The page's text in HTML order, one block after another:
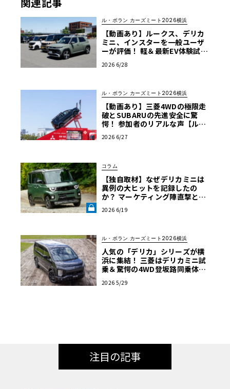
ル・ボラン カーズミート2026横浜
【動画あり】ルークス、デリカ
ミニ、インスターを一般ユーザ
ーが評価！ 軽＆最新EV体験試乗
ート2026横浜】
2026 6/28
ル・ボラン カーズミート2026横浜
【動画あり】三菱4WDの極限走
破とSUBARUの先進安全に驚
愕！ 参加者のリアルな声【ル・
2026 6/27
コラム
【独自取材】なぜデリカミニは
異例の大ヒットを記録したの
か？ マーケティング陣直撃と試
軌跡【自動車業界の研究】《LE
2026 6/19
ル・ボラン カーズミート2026横浜
人気の「デリカ」シリーズが横
浜に集結！ 三菱はデリカミニ試
乗＆驚愕の4WD登坂路同乗体験
ト2026横浜】
2026 5/29
注目の記事